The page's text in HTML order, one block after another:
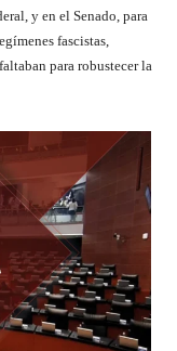
y en el Senado, para
fascistas,
para robustecer la